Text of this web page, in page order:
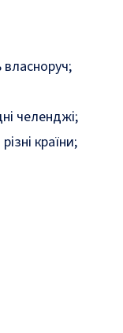
власноруч;
челенджі;
країни;